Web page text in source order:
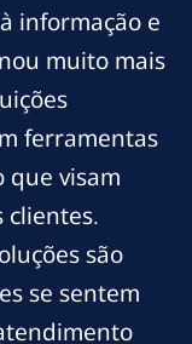
informação e
muito mais
ferramentas
visam
clientes.
são
se sentem